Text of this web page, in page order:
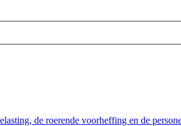
de roerende voorheffing en de